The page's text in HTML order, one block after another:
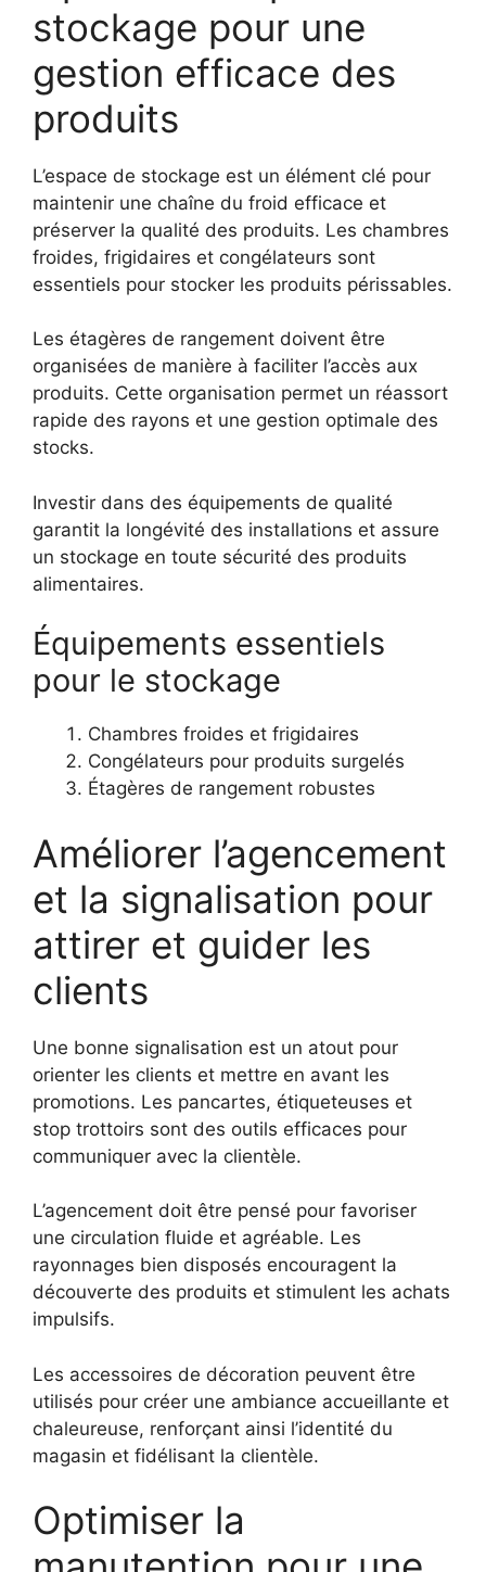
stockage pour une
gestion efficace des
produits
L’espace de stockage est un élément clé pour
maintenir une chaîne du froid efficace et
préserver la qualité des produits. Les chambres
froides, frigidaires et congélateurs sont
essentiels pour stocker les produits périssables.
Les étagères de rangement doivent être
organisées de manière à faciliter l’accès aux
produits. Cette organisation permet un réassort
rapide des rayons et une gestion optimale des
stocks.
Investir dans des équipements de qualité
garantit la longévité des installations et assure
un stockage en toute sécurité des produits
alimentaires.
Équipements essentiels
pour le stockage
Chambres froides et frigidaires
Congélateurs pour produits surgelés
Étagères de rangement robustes
Améliorer l’agencement
et la signalisation pour
attirer et guider les
clients
Une bonne signalisation est un atout pour
orienter les clients et mettre en avant les
promotions. Les pancartes, étiqueteuses et
stop trottoirs sont des outils efficaces pour
communiquer avec la clientèle.
L’agencement doit être pensé pour favoriser
une circulation fluide et agréable. Les
rayonnages bien disposés encouragent la
découverte des produits et stimulent les achats
impulsifs.
Les accessoires de décoration peuvent être
utilisés pour créer une ambiance accueillante et
chaleureuse, renforçant ainsi l’identité du
magasin et fidélisant la clientèle.
Optimiser la